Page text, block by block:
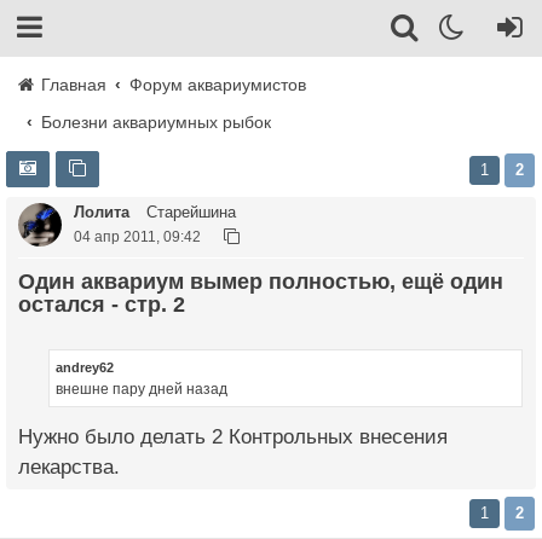
Главная
Форум аквариумистов
Болезни аквариумных рыбок
1 2
Лолита Старейшина
04 апр 2011, 09:42
Один аквариум вымер полностью, ещё один
остался - стр. 2
andrey62
внешне пару дней назад
Нужно было делать 2 Контрольных внесения
лекарства.
1 2